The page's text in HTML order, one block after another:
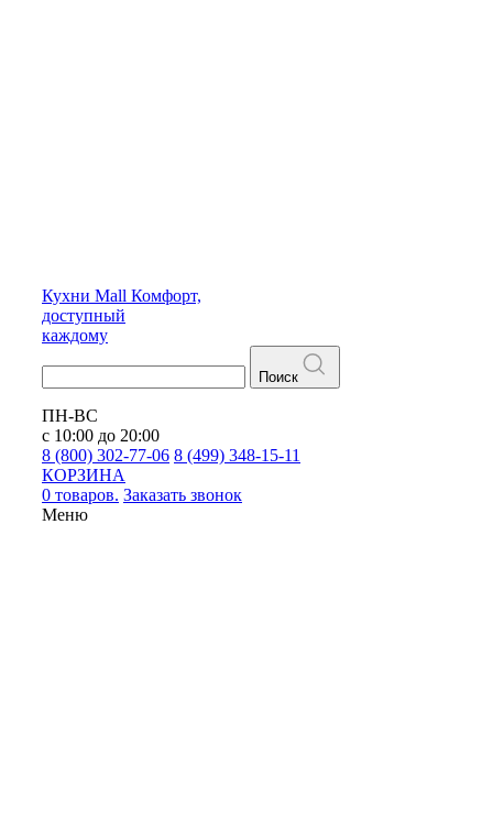
Кухни Mall Комфорт,
доступный
каждому
Поиск
ПН-ВС
с 10:00 до 20:00
8 (800) 302-77-06 8 (499) 348-15-11
КОРЗИНА
0 товаров. Заказать звонок
Меню